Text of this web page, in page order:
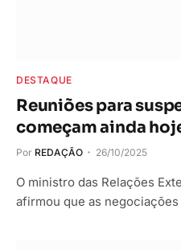
DESTAQUE
Reuniões para
começam ainda
Por REDAÇÃO 26/10/2025
O ministro das Relações
afirmou que as